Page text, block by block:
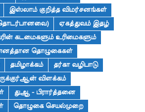
இஸ்லாம் குறித்த விமர்சனங்கள்
தொடர்பானவை)
ஏகத்துவம் இதழ்
கடமைகளும் உரிமைகளும்
தொழுகைகள்
தமிழாக்கம்
தர்கா வழிபாடு
விளக்கம்
துஆ - பிரார்த்தனை
தொழுகை செயல்முறை